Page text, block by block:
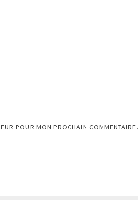
POUR MON PROCHAIN COMMENTAIRE.